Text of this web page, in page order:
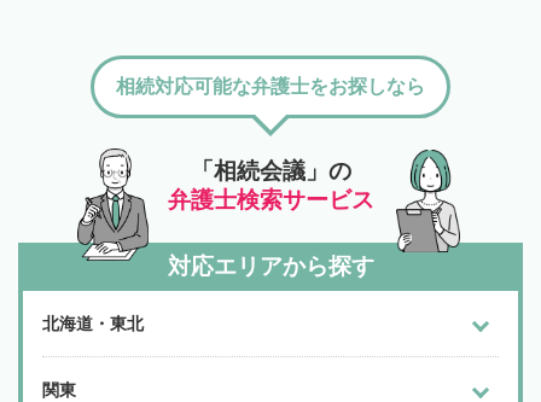
「相続会議」の
弁護士検索サービス
相続対応可能な弁護士をお探しなら
対応エリアから探す
北海道・東北
関東